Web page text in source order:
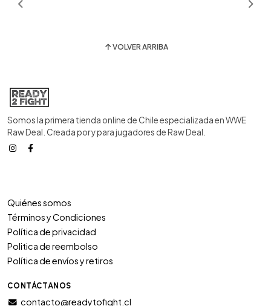
VOLVER ARRIBA
Somos la primera tienda online de Chile especializada en WWE
Raw Deal. Creada por y para jugadores de Raw Deal.
Quiénes somos
Términos y Condiciones
Política de privacidad
Politica de reembolso
Política de envíos y retiros
CONTÁCTANOS
contacto@readytofight.cl